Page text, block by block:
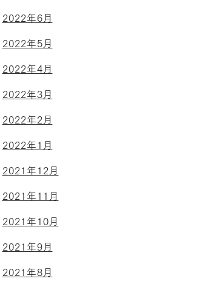
2022年6月
2022年5月
2022年4月
2022年3月
2022年2月
2022年1月
2021年12月
2021年11月
2021年10月
2021年9月
2021年8月